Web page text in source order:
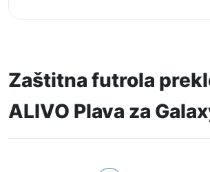
Zaštitna futrola
ALIVO Plava za